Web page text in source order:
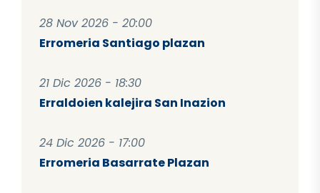
28 Nov 2026 - 20:00
Erromeria Santiago plazan
21 Dic 2026 - 18:30
Erraldoien kalejira San Inazion
24 Dic 2026 - 17:00
Erromeria Basarrate Plazan